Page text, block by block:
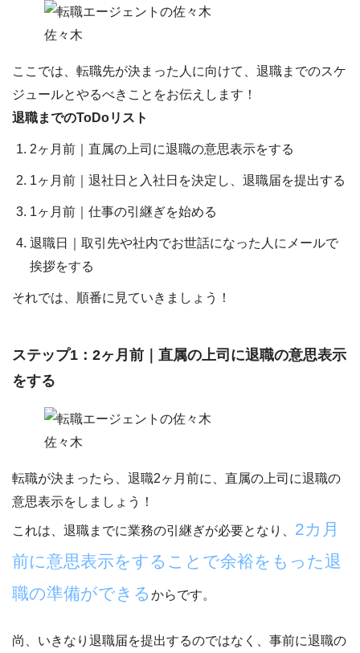
佐々木
ここでは、転職先が決まった人に向けて、 退職までのスケ
ジュールとやるべきこと をお伝えします！
退職までのToDoリスト
2ヶ月前｜直属の上司に退職の意思表示をする
1ヶ月前｜退社日と入社日を決定し、退職届を提出する
1ヶ月前｜仕事の引継ぎを始める
退職日｜取引先や社内でお世話になった人にメールで
挨拶をする
それでは、順番に見ていきましょう！
ステップ1：2ヶ月前｜直属の上司に退職の意思表示
をする
佐々木
転職が決まったら、 退職2ヶ月前に、直属の上司に退職の
意思表示をしましょう！
これは、退職までに業務の引継ぎが必要となり、 2カ月
前に意思表示をすることで余裕をもった退
職の準備ができるからです。
尚、いきなり退職届を提出するのではなく、 事前に退職の